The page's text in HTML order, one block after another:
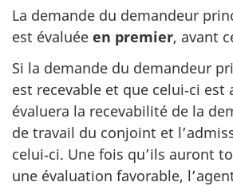
La demande du demandeur
est évaluée en premier, avant
Si la demande du demandeur
est recevable et que celui‑ci est
évaluera la recevabilité de la
de travail du conjoint et
celui‑ci. Une fois qu’ils auront
une évaluation favorable,